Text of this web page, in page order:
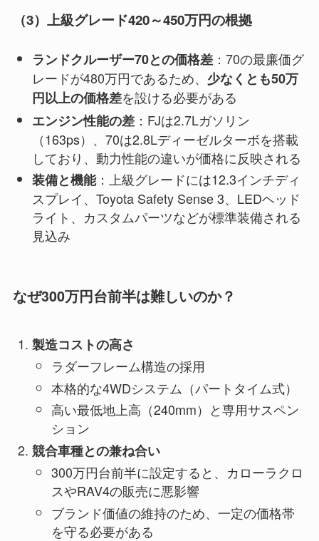
（3）上級グレード420～450万円の根拠
ランドクルーザー70との価格差：70の最廉価グ
レードが480万円であるため、 少なくとも50万
円以上の価格差を設ける必要がある
エンジン性能の差：FJは2.7Lガソリン
（163ps）、70は2.8Lディーゼルターボを搭載
しており、動力性能の違いが価格に反映される
装備と機能：上級グレードには12.3インチディ
スプレイ、Toyota Safety Sense 3、LEDヘッド
ライト、カスタムパーツなどが標準装備される
見込み
なぜ300万円台前半は難しいのか？
製造コストの高さ
ラダーフレーム構造の採用
本格的な4WDシステム（パートタイム式）
高い最低地上高（240mm）と専用サスペン
ション
競合車種との兼ね合い
300万円台前半に設定すると、カローラクロ
スやRAV4の販売に悪影響
ブランド価値の維持のため、一定の価格帯
を守る必要がある